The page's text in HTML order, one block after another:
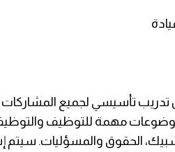
تأسيسي لجميع المشاركات
مهمة للتوظيف والتوظيف
الحقوق والمسؤليات. سيتم